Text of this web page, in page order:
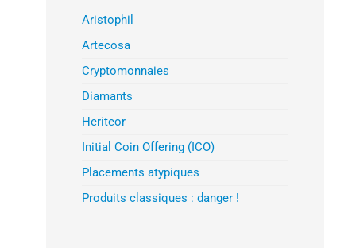
Aristophil
Artecosa
Cryptomonnaies
Diamants
Heriteor
Initial Coin Offering (ICO)
Placements atypiques
Produits classiques : danger !